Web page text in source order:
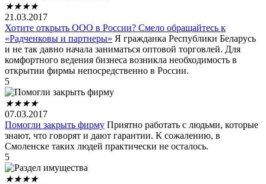
★★★★
21.03.2017
Хотите открыть ООО в России? Смело обращайтесь к
«Радченковы и партнеры» Я гражданка Республики Беларусь
и не так давно начала заниматься оптовой торговлей. Для
комфортного ведения бизнеса возникла необходимость в
открытии фирмы непосредственно в России.
5
★★★★
07.03.2017
Помогли закрыть фирму Приятно работать с людьми, которые
знают, что говорят и дают гарантии. К сожалению, в
Смоленске таких людей практически не осталось.
5
★★★★